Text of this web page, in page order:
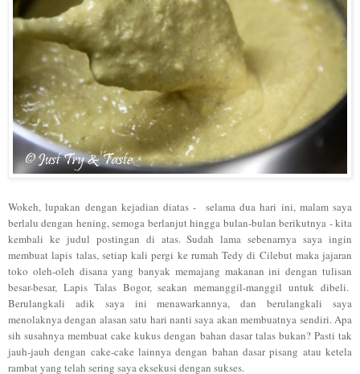
Wokeh, lupakan dengan kejadian diatas - selama dua hari ini, malam saya
berlalu dengan hening, semoga berlanjut hingga bulan-bulan berikutnya - kita
kembali ke judul postingan di atas. Sudah lama sebenarnya saya ingin
membuat lapis talas, setiap kali pergi ke rumah Tedy di Cilebut maka jajaran
toko oleh-oleh disana yang banyak memajang makanan ini dengan tulisan
besar-besar, Lapis Talas Bogor, seakan memanggil-manggil untuk dibeli.
Berulangkali adik saya ini menawarkannya, dan berulangkali saya
menolaknya dengan alasan satu hari nanti saya akan membuatnya sendiri. Apa
sih susahnya membuat cake kukus dengan bahan dasar talas bukan? Pasti tak
jauh-jauh dengan cake-cake lainnya dengan bahan dasar pisang atau ketela
rambat yang telah sering saya eksekusi dengan sukses.